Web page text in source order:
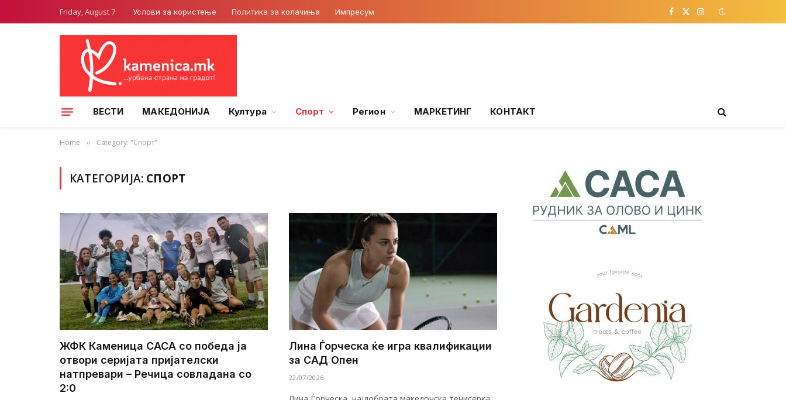
Friday, August 7 Услови за користење Политика за колачиња Импресум Facebook
X
Instagram
ВЕСТИ МАКЕДОНИЈА Култура Спорт Регион МАРКЕТИНГ КОНТАКТ
Home » Category: "Спорт"
КАТЕГОРИЈА: СПОРТ
ЖФК Каменица САСА со победа ја
отвори серијата пријателски
натпревари – Речица совладана со
2:0
Лина Ѓорческа ќе игра квалификации
за САД Опен
22/07/2026